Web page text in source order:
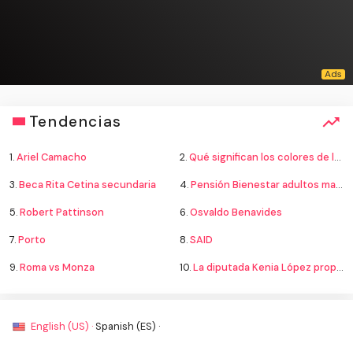
Tendencias
1.Ariel Camacho 2.Qué significan los colores de la bandera
3.Beca Rita Cetina secundaria 4.Pensión Bienestar adultos mayores
5.Robert Pattinson 6.Osvaldo Benavides
7.Porto 8.SAID
9.Roma vs Monza 10.La diputada Kenia López propone cambiar el nombre del país a México
English (US) · Spanish (ES) ·